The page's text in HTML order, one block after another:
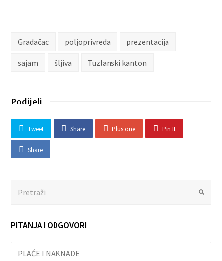
Gradačac poljoprivreda prezentacija
sajam šljiva Tuzlanski kanton
Podijeli
Tweet Share Plus one Pin It
Share
Submit
PITANJA I ODGOVORI
PLAĆE I NAKNADE